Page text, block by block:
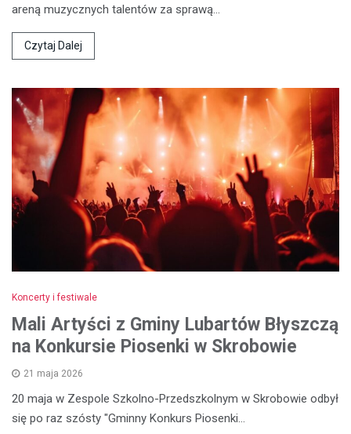
areną muzycznych talentów za sprawą…
Czytaj Dalej
Koncerty i festiwale
Mali Artyści z Gminy Lubartów Błyszczą
na Konkursie Piosenki w Skrobowie
21 maja 2026
20 maja w Zespole Szkolno-Przedszkolnym w Skrobowie odbył
się po raz szósty "Gminny Konkurs Piosenki…